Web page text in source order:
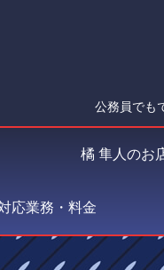
公務員でも
橘 隼人のお
応業務・料金